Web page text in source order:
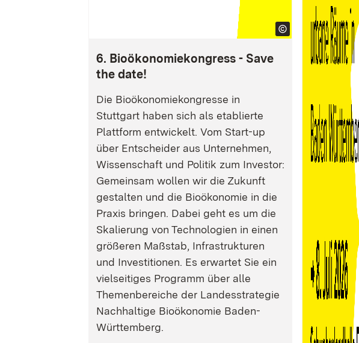
6. Bioökonomiekongress - Save
the date!
Die Bioökonomiekongresse in
Stuttgart haben sich als etablierte
Plattform entwickelt. Vom Start-up
über Entscheider aus Unternehmen,
Wissenschaft und Politik zum Investor:
Gemeinsam wollen wir die Zukunft
gestalten und die Bioökonomie in die
Praxis bringen. Dabei geht es um die
Skalierung von Technologien in einen
größeren Maßstab, Infrastrukturen
und Investitionen. Es erwartet Sie ein
vielseitiges Programm über alle
Themenbereiche der Landesstrategie
Nachhaltige Bioökonomie Baden-
Württemberg.